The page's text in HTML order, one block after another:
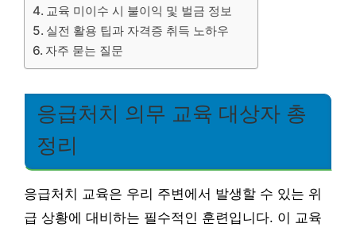
교육 미이수 시 불이익 및 벌금 정보
실전 활용 팁과 자격증 취득 노하우
자주 묻는 질문
응급처치 의무 교육 대상자 총
정리
응급처치 교육은 우리 주변에서 발생할 수 있는 위
급 상황에 대비하는 필수적인 훈련입니다. 이 교육